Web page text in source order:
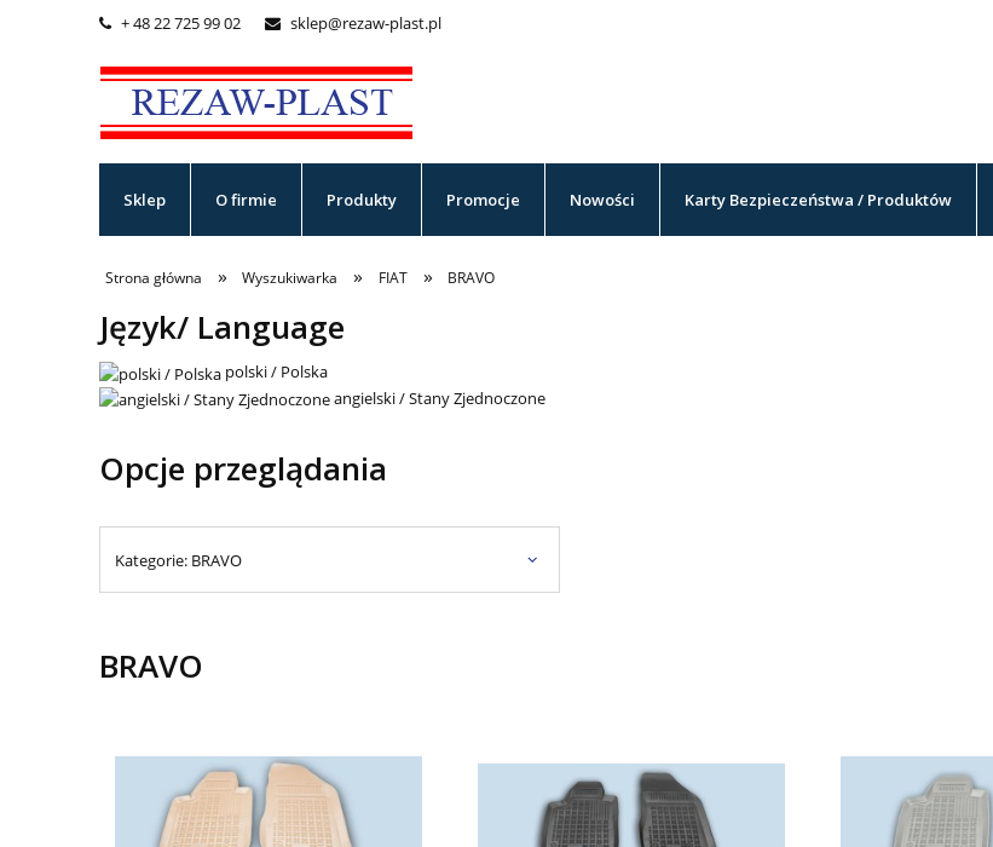
 + 48 22 725 99 02  sklep@rezaw-plast.pl
Sklep O firmie Produkty Promocje Nowości Karty Bezpieczeństwa / Produktów
Strona główna » Wyszukiwarka » FIAT » BRAVO
Język/ Language
polski / Polska
angielski / Stany Zjednoczone
Opcje przeglądania
Kategorie: BRAVO
BRAVO